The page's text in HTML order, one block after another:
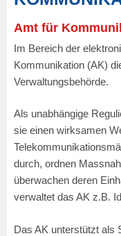
Amt für
Im Bereich der
Kommunikation (AK)
Verwaltungsbehörde.
Als unabhängige
sie einen wirksamen
durch, ordnen
überwachen deren
verwaltet das AK z.B.
Das AK unterstützt als